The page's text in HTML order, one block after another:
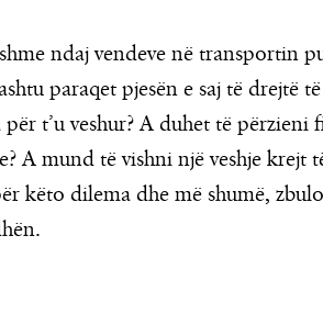
ndaj vendeve në transportin
paraqet pjesën e saj të drejtë
t’u veshur? A duhet të përzieni
A mund të vishni një veshje krejt
këto dilema dhe më shumë,